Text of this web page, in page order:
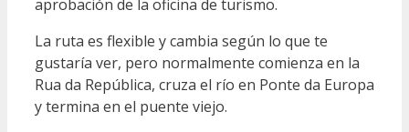
aprobación de la oficina de turismo.
La ruta es flexible y cambia según lo que te
gustaría ver, pero normalmente comienza en la
Rua da República, cruza el río en Ponte da Europa
y termina en el puente viejo.